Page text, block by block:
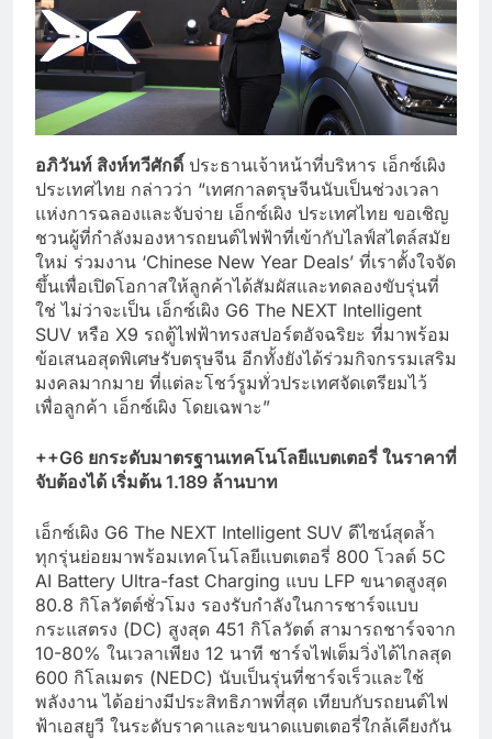
อภิวันท์ สิงห์ทวีศักดิ์ ประธานเจ้าหน้าที่บริหาร เอ็กซ์เผิง
ประเทศไทย กล่าวว่า “เทศกาลตรุษจีนนับเป็นช่วงเวลา
แห่งการฉลองและจับจ่าย เอ็กซ์เผิง ประเทศไทย ขอเชิญ
ชวนผู้ที่กำลังมองหารถยนต์ไฟฟ้าที่เข้ากับไลฟ์สไตล์สมัย
ใหม่ ร่วมงาน ‘Chinese New Year Deals’ ที่เราตั้งใจจัด
ขึ้นเพื่อเปิดโอกาสให้ลูกค้าได้สัมผัสและทดลองขับรุ่นที่
ใช่ ไม่ว่าจะเป็น เอ็กซ์เผิง G6 The NEXT Intelligent
SUV หรือ X9 รถตู้ไฟฟ้าทรงสปอร์ตอัจฉริยะ ที่มาพร้อม
ข้อเสนอสุดพิเศษรับตรุษจีน อีกทั้งยังได้ร่วมกิจกรรมเสริม
มงคลมากมาย ที่แต่ละโชว์รูมทั่วประเทศจัดเตรียมไว้
เพื่อลูกค้า เอ็กซ์เผิง โดยเฉพาะ”
++G6 ยกระดับมาตรฐานเทคโนโลยีแบตเตอรี่ ในราคาที่
จับต้องได้ เริ่มต้น1.189 ล้านบาท
เอ็กซ์เผิง G6 The NEXT Intelligent SUV ดีไซน์สุดล้ำ
ทุกรุ่นย่อยมาพร้อมเทคโนโลยีแบตเตอรี่ 800 โวลต์ 5C
AI Battery Ultra-fast Charging แบบ LFP ขนาดสูงสุด
80.8 กิโลวัตต์ชั่วโมง รองรับกำลังในการชาร์จแบบ
กระแสตรง (DC) สูงสุด 451 กิโลวัตต์ สามารถชาร์จจาก
10-80% ในเวลาเพียง 12 นาที ชาร์จไฟเต็มวิ่งได้ไกลสุด
600 กิโลเมตร (NEDC) นับเป็นรุ่นที่ชาร์จเร็วและใช้
พลังงาน ได้อย่างมีประสิทธิภาพที่สุด เทียบกับรถยนต์ไฟ
ฟ้าเอสยูวี ในระดับราคาและขนาดแบตเตอรี่ใกล้เคียงกัน